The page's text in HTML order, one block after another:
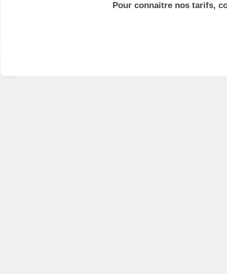
Pour connaitre nos tarifs,